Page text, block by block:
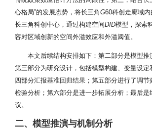
心格局”的发展态势，将长三角G60科创走廊域
长三角科创中心，通过构建空间DID模型，探索
容对区域创新的空间外溢效应和外溢阈值。
本文后续结构安排如下：第二部分是模型推
第三部分为研究设计，包括模型构建、变量设定
四部分汇报基准回归结果；第五部分进行了调节
检验分析；第六部分是进一步拓展分析；最后是
议。
二、模型推演与机制分析